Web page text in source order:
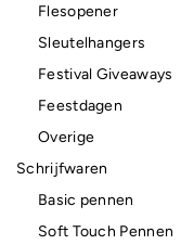
Flesopener
Sleutelhangers
Festival Giveaways
Feestdagen
Overige
Schrijfwaren
Basic pennen
Soft Touch Pennen